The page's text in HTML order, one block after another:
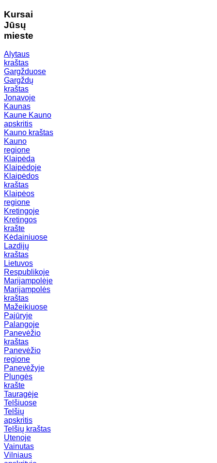
Kursai
Jūsų
mieste
Alytaus
kraštas
Gargžduose
Gargždų
kraštas
Jonavoje
Kaunas
Kaune Kauno
apskritis
Kauno kraštas
Kauno
regione
Klaipėda
Klaipėdoje
Klaipėdos
kraštas
Klaipėos
regione
Kretingoje
Kretingos
krašte
Kėdainiuose
Lazdijų
kraštas
Lietuvos
Respublikoje
Marijampolėje
Marijampolės
kraštas
Mažeikiuose
Pajūryje
Palangoje
Panevėžio
kraštas
Panevėžio
regione
Panevėžyje
Plungės
krašte
Tauragėje
Telšiuose
Telšių
apskritis
Telšių kraštas
Utenoje
Vainutas
Vilniaus